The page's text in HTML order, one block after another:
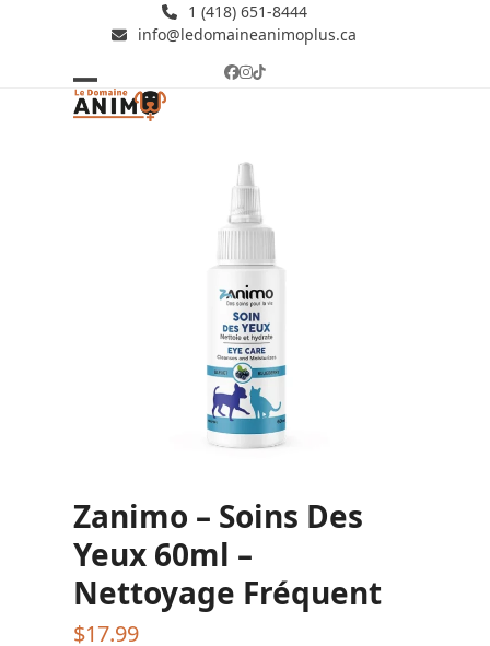
1 (418) 651-8444
info@ledomaineanimoplus.ca
Facebook
Instagram
Tiktok
Open
Close
Zanimo – Soins Des
Yeux 60ml –
Nettoyage Fréquent
$17.99